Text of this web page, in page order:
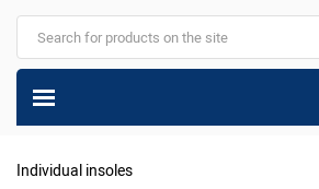
Individual insoles